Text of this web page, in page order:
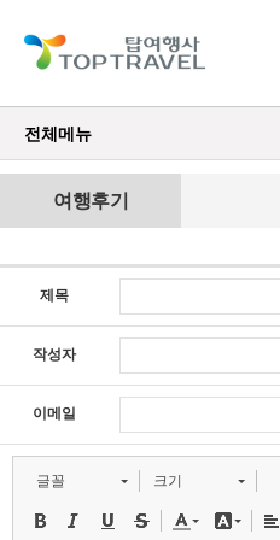
전체메뉴
여행후기
제목
작성자
이메일
글꼴 크기